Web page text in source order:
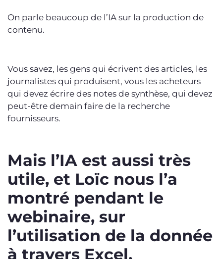
On parle beaucoup de l’IA sur la production de
contenu.
Vous savez, les gens qui écrivent des articles, les
journalistes qui produisent, vous les acheteurs
qui devez écrire des notes de synthèse, qui devez
peut-être demain faire de la recherche
fournisseurs.
Mais l’IA est aussi très
utile, et Loïc nous l’a
montré pendant le
webinaire, sur
l’utilisation de la donnée
à travers Excel.